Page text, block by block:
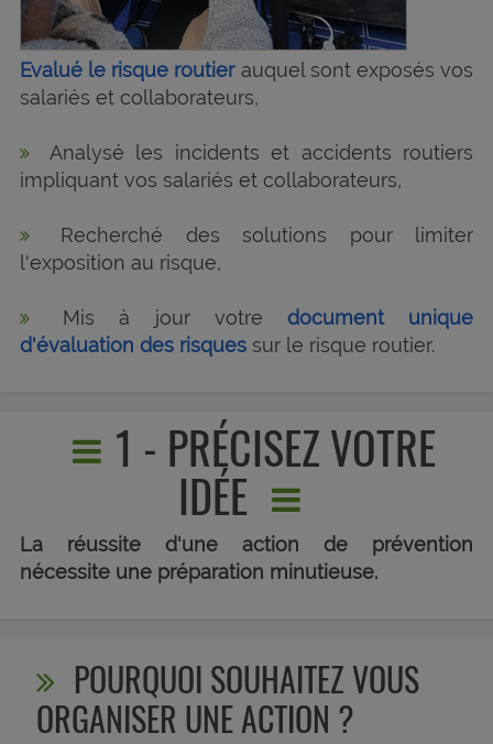
Evalué le risque routierauquel sont exposés vos
salariés et collaborateurs,
Analysé les incidents et accidents routiers
impliquant vos salariés et collaborateurs,
Recherché des solutions pour limiter
l'exposition au risque,
Mis à jour votre document unique
d'évaluation des risques sur le risque routier.
1 - PRÉCISEZ VOTRE
IDÉE
La réussite d'une action de prévention
nécessite une préparation minutieuse.
POURQUOI SOUHAITEZ VOUS
ORGANISER UNE ACTION ?